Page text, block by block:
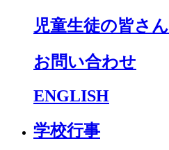
児童生徒の皆さん
お問い合わせ
ENGLISH
学校行事